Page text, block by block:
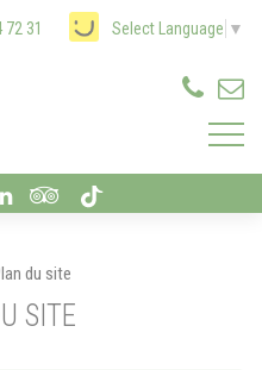
31 Select Language ▼
du site
SITE